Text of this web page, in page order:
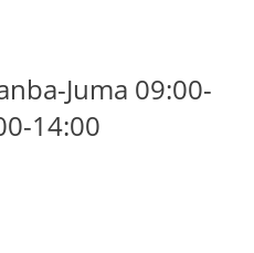
Juma 09:00-
14:00